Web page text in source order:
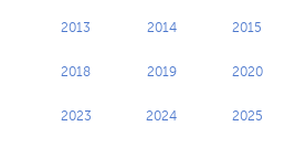
2013 2014 2015
2018 2019 2020
2023 2024 2025